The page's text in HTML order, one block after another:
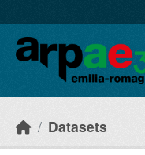
Datasets